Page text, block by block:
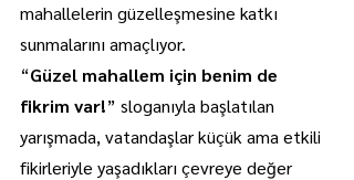
mahallelerin güzelleşmesine katkı
sunmalarını amaçlıyor.
“Güzel mahallem için benim de
fikrim var!” sloganıyla başlatılan
yarışmada, vatandaşlar küçük ama etkili
fikirleriyle yaşadıkları çevreye değer